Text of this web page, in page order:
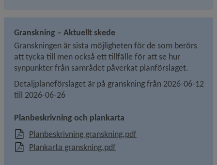
Granskning – Aktuellt skede
Granskningen är sista möjligheten för de som berörs
att tycka till men också ett tillfälle för att se hur
synpunkter från samrådet påverkat planförslaget.
Detaljplaneförslaget är på granskning från 2026-06-12
till 2026-06-26
Planbeskrivning och plankarta
Planbeskrivning granskning.pdf, 15.4 MB, öppnas i
Plankarta granskning.pdf, 30.1 MB, öppnas i nytt